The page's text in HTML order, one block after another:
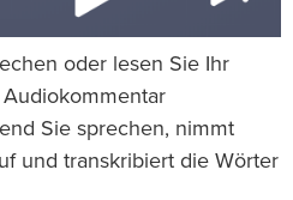
oder lesen Sie Ihr
Sie sprechen, nimmt
und transkribiert die Wörter